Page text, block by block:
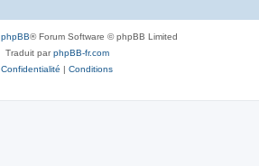
phpBB® Forum Software © phpBB Limited
Traduit parphpBB-fr.com
Confidentialité | Conditions